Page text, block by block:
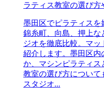
ラティス教室の選び方
墨田区でピラティスを
錦糸町、向島、押上な
ジオを徹底比較。マ
紹介します。墨田区内
か、マシンピラティス
教室の選び方について
スタジオ...